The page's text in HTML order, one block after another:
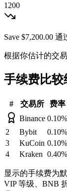
1 200
Save $7,200.00 通
根据你估计的交
手续费比较
# 交易所 费率
Binance 0.10%
2
Bybit 0.10%
3
KuCoin 0.10%
4
Kraken 0.40%
显示的手续费为
VIP 等级、BNB